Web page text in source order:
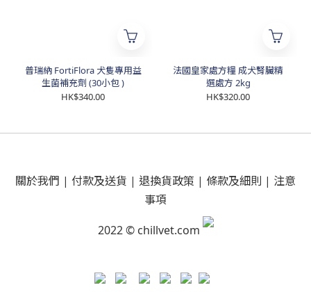
普瑞納 FortiFlora 犬隻專用益
生菌補充劑 (30小包 )
HK$340.00
法國皇家處方糧 成犬腎臟精
選處方 2kg
HK$320.00
關於我們 | 付款及送貨 | 退換貨政策 | 條款及細則 | 注意
事項
2022 © chillvet.com